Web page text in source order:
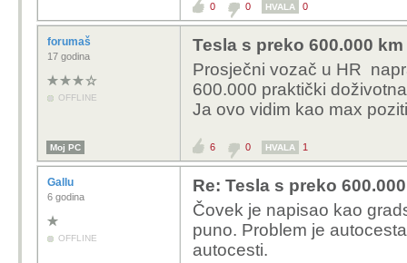
jednostavno..onog
bateriju koja uz istu
to početak kraja
munjovozni
Prodajem mali
redovito
54000km,
Stvarni doseg s
180km ljeti.
puni doma,
zamjena.
stariji modeli
0 0 HVALA 0
forumaš
17 godina
OFFLINE
Tesla s preko 600.000
Prosječni vozač u HR
600.000 praktički
Ja ovo vidim kao max
Moj PC 6 0 HVALA 1
Gallu
6 godina
OFFLINE
Re: Tesla s preko
Čovek je napisao kao
puno. Problem je
autocesti.